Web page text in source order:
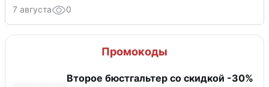
7 августа 0
Промокоды
Второе бюстгальтер со скидкой -30%